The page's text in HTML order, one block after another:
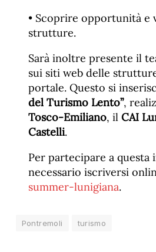
• Scoprire opportunità e
strutture.
Sarà inoltre presente il
sui siti web delle
portale. Questo si
del Turismo Lento”,
Tosco-Emiliano, il CAI
Castelli.
Per partecipare a
necessario iscriversi
summer-lunigiana.
Pontremoli turismo